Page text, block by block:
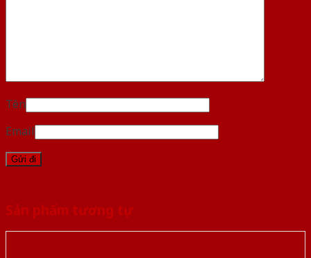
Tên
Email
Sản phẩm tương tự